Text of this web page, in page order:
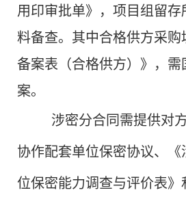
用印审批单》，项目组留存
料备查。 其中合格供方采购
备案表（合格供方）》，需
案。
涉密分合同需提供对
协作配套单位保密协议、《
位保密能力调查与评价表